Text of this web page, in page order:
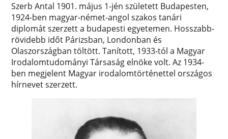
Szerb Antal 1901. május 1-jén született Budapesten,
1924-ben magyar-német-angol szakos tanári
diplomát szerzett a budapesti egyetemen. Hosszabb-
rövidebb időt Párizsban, Londonban és
Olaszországban töltött. Tanított, 1933-tól a Magyar
Irodalomtudományi Társaság elnöke volt. Az 1934-
ben megjelent Magyar irodalomtörténettel országos
hírnevet szerzett.